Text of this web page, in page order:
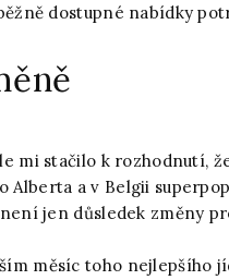
dostupné nabídky
mi stačilo k rozhodnutí,
Alberta a v Belgii
jen důsledek změny
měsíc toho nejlepšího